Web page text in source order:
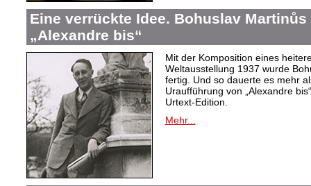
Eine verrückte Idee. Bohuslav
„Alexandre bis“
Mit der Komposition eines
Weltausstellung 1937 wurde
fertig. Und so dauerte es mehr
Uraufführung von „Alexandre
Urtext-Edition.
Mehr...